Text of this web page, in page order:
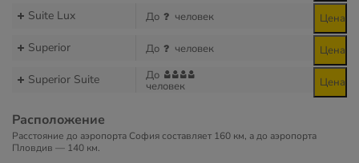
Suite Lux До человек Цена
Superior До человек Цена
Superior Suite До
человек Цена
Расположение
Расстояние до аэропорта София составляет 160 км, а до аэропорта
Пловдив — 140 км.